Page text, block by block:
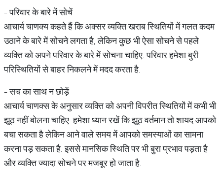
- परिवार के बारे में सोचें
आचार्य चाणक्य कहते हैं कि अक्सर व्यक्ति खराब स्थितियों में गलत कदम
उठाने के बारे में सोचने लगता है, लेकिन कुछ भी ऐसा सोचने से पहले
व्यक्ति को अपने परिवार के बारे में सोचना चाहिए. परिवार हमेशा बुरी
परिस्थितियों से बाहर निकलने में मदद करता है.
- सच का साथ न छोड़ें
आचार्य चाणक्स के अनुसार व्यक्ति को अपनी विपरीत स्थितियों में कभी भी
झूठ नहीं बोलना चाहिए. हमेशा ध्यान रखें कि झूठ वर्तमान तो शायद आपको
बचा सकता है लेकिन आने वाले समय में आपको समस्याओं का सामना
करना पड़ सकता है. इससे मानसिक स्थिति पर भी बुरा प्रभाव पड़ता है
और व्यक्ति ज्यादा सोचने पर मजबूर हो जाता है.